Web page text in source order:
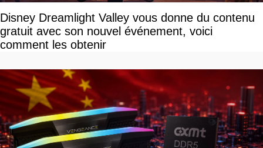
Disney Dreamlight Valley vous donne du contenu
gratuit avec son nouvel événement, voici
comment les obtenir